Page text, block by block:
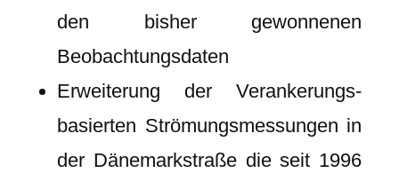
den bisher gewonnenen
Beobachtungsdaten
Erweiterung der Verankerungs-
basierten Strömungsmessungen in
der Dänemarkstraße die seit 1996